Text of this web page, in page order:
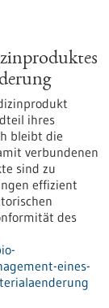
ihres
bleibt die
verbundenen
sind zu
effizient
des
eines-